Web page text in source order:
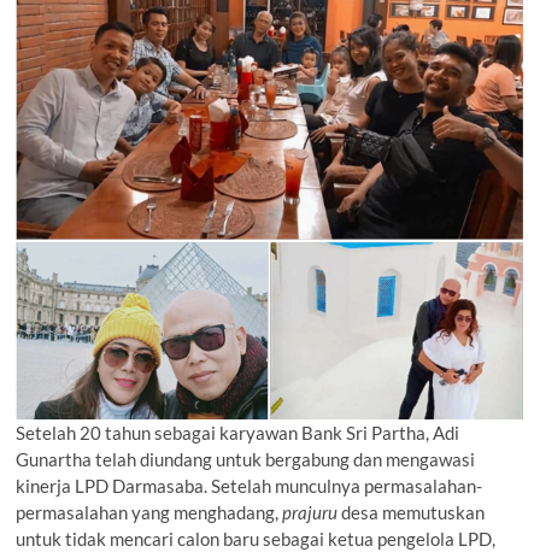
Setelah 20 tahun sebagai karyawan Bank Sri Partha, Adi
Gunartha telah diundang untuk bergabung dan mengawasi
kinerja LPD Darmasaba. Setelah munculnya permasalahan-
permasalahan yang menghadang,prajurudesa memutuskan
untuk tidak mencari calon baru sebagai ketua pengelola LPD,